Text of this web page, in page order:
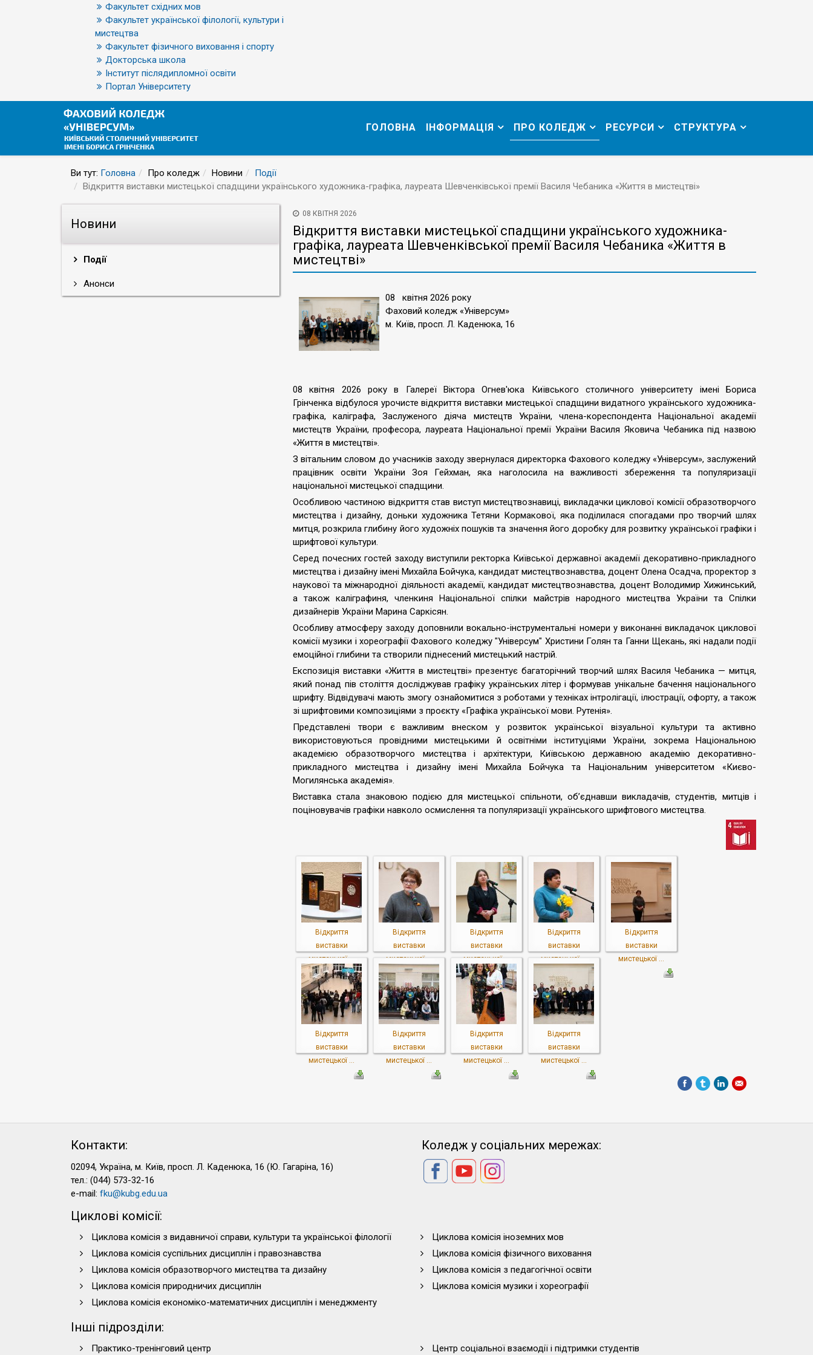
Факультет східних мов
Факультет української філології, культури і
мистецтва
Факультет фізичного виховання і спорту
Докторська школа
Інститут післядипломної освіти
Портал Університету
ГОЛОВНА ІНФОРМАЦІЯ ПРО КОЛЕДЖ РЕСУРСИ СТРУКТУРА
Ви тут: Головна Про коледж Новини
Події
Відкриття виставки мистецької спадщини українського художника-графіка, лауреата Шевченківської премії Василя Чебаника «Життя в мистецтві»
Новини
Події
Анонси
08 КВІТНЯ 2026
Відкриття виставки мистецької спадщини українського художника-
графіка, лауреата Шевченківської премії Василя Чебаника «Життя в
мистецтві»
08 квітня 2026 року
Фаховий коледж «Універсум»
м. Київ, просп. Л. Каденюка, 16
08 квітня 2026 року в Галереї Віктора Огнев'юка Київського столичного університету імені Бориса
Грінченка відбулося урочисте відкриття виставки мистецької спадщини видатного українського художника-
графіка, каліграфа, Заслуженого діяча мистецтв України, члена-кореспондента Національної академії
мистецтв України, професора, лауреата Національної премії України Василя Яковича Чебаника під назвою
«Життя в мистецтві».
З вітальним словом до учасників заходу звернулася директорка Фахового коледжу «Універсум», заслужений
працівник освіти України Зоя Гейхман, яка наголосила на важливості збереження та популяризації
національної мистецької спадщини.
Особливою частиною відкриття став виступ мистецтвознавиці, викладачки циклової комісії образотворчого
мистецтва і дизайну, доньки художника Тетяни Кормакової, яка поділилася спогадами про творчий шлях
митця, розкрила глибину його художніх пошуків та значення його доробку для розвитку української графіки і
шрифтової культури.
Серед почесних гостей заходу виступили ректорка Київської державної академії декоративно-прикладного
мистецтва і дизайну імені Михайла Бойчука, кандидат мистецтвознавства, доцент Олена Осадча, проректор з
наукової та міжнародної діяльності академії, кандидат мистецтвознавства, доцент Володимир Хижинський,
а також каліграфиня, членкиня Національної спілки майстрів народного мистецтва України та Спілки
дизайнерів України Марина Саркісян.
Особливу атмосферу заходу доповнили вокально-інструментальні номери у виконанні викладачок циклової
комісії музики і хореографії Фахового коледжу "Універсум" Христини Голян та Ганни Щекань, які надали події
емоційної глибини та створили піднесений мистецький настрій.
Експозиція виставки «Життя в мистецтві» презентує багаторічний творчий шлях Василя Чебаника — митця,
який понад пів століття досліджував графіку українських літер і формував унікальне бачення національного
шрифту. Відвідувачі мають змогу ознайомитися з роботами у техніках інтролігації, ілюстрації, офорту, а також
зі шрифтовими композиціями з проєкту «Графіка української мови. Рутенія».
Представлені твори є важливим внеском у розвиток української візуальної культури та активно
використовуються провідними мистецькими й освітніми інституціями України, зокрема Національною
академією образотворчого мистецтва і архітектури, Київською державною академію декоративно-
прикладного мистецтва і дизайну імені Михайла Бойчука та Національним університетом «Києво-
Могилянська академія».
Виставка стала знаковою подією для мистецької спільноти, об’єднавши викладачів, студентів, митців і
поціновувачів графіки навколо осмислення та популяризації українського шрифтового мистецтва.
Відкриття
виставки
мистецької ...
Відкриття
виставки
мистецької ...
Відкриття
виставки
мистецької ...
Відкриття
виставки
мистецької ...
Відкриття
виставки
мистецької ...
Відкриття
виставки
мистецької ...
Відкриття
виставки
мистецької ...
Відкриття
виставки
мистецької ...
Відкриття
виставки
мистецької ...
Контакти:
02094, Україна, м. Київ, просп. Л. Каденюка, 16 (Ю. Гагаріна, 16)
тел.: (044) 573-32-16
e-mail: fku@kubg.edu.ua
Коледж у соціальних мережах:
Циклові комісії:
Циклова комісія з видавничої справи, культури та української філології
Циклова комісія іноземних мов
Циклова комісія суспільних дисциплін і правознавства
Циклова комісія фізичного виховання
Циклова комісія образотворчого мистецтва та дизайну
Циклова комісія з педагогічної освіти
Циклова комісія природничих дисциплін
Циклова комісія музики і хореографії
Циклова комісія економіко-математичних дисциплін і менеджменту
Інші підрозділи:
Практико-тренінговий центр Центр соціальної взаємодії і підтримки студентів